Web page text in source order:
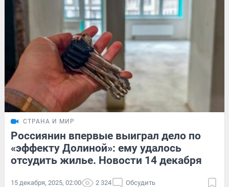
СТРАНА И МИР
Россиянин впервые выиграл дело по
«эффекту Долиной»: ему удалось
отсудить жилье. Новости 14 декабря
15 декабря, 2025, 02:00 2 324 Обсудить